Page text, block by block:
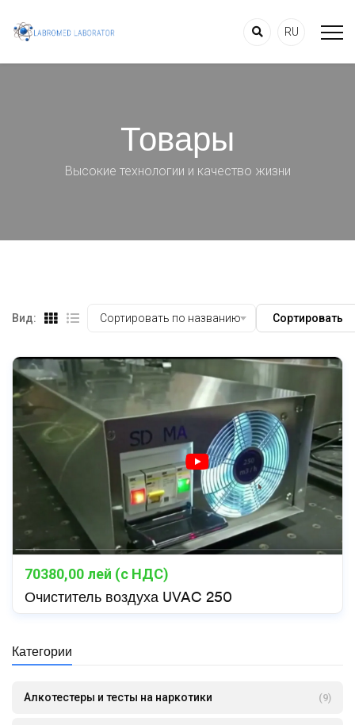
RU
Товары
Высокие технологии и качество жизни
Категории
Алкотестеры и тесты на наркотики (9)
Вид: Сортировать по названию Сортировать
70380,00 лей (с НДС)
Очиститель воздуха UVAC 250